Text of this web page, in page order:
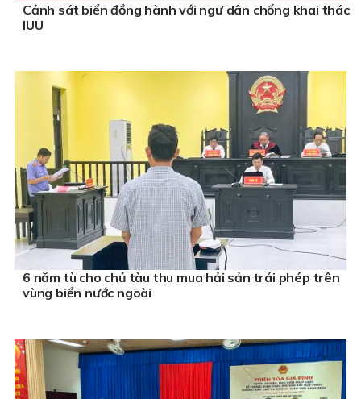
Cảnh sát biển đồng hành với ngư dân chống khai thác
IUU
6 năm tù cho chủ tàu thu mua hải sản trái phép trên
vùng biển nước ngoài